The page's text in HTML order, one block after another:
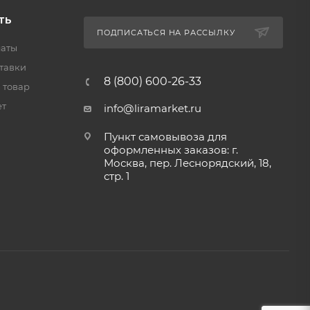
товар
ПОДПИСАТЬСЯ НА РАССЫЛКУ
8 (800) 600-26-33
info@liramarket.ru
Пункт самовывоза для
оформленных заказов: г.
Москва, пер. Леснорядский, 18,
стр. 1